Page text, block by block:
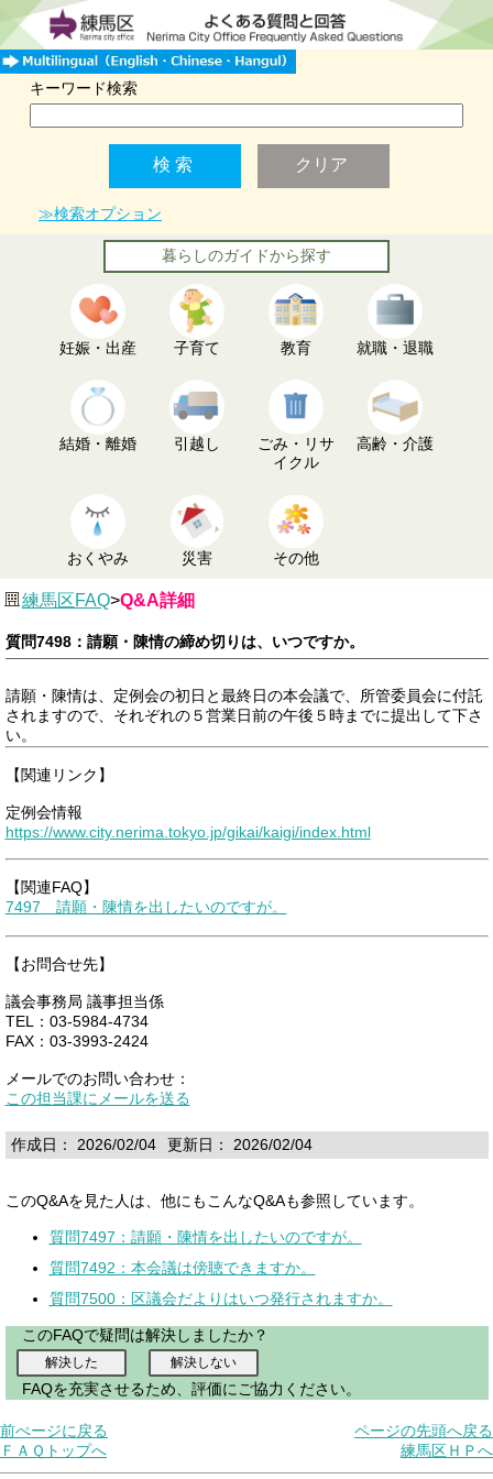
キーワード検索
≫検索オプション
暮らしのガイドから探す
妊娠・出産 子育て 教育 就職・退職
結婚・離婚 引越し
ごみ・リサ
イクル
高齢・介護
おくやみ 災害 その他
練馬区FAQ>Q&A詳細
質問7498：請願・陳情の締め切りは、いつですか。
請願・陳情は、定例会の初日と最終日の本会議で、所管委員会に付託
されますので、それぞれの５営業日前の午後５時までに提出して下さ
い。
【関連リンク】
定例会情報
https://www.city.nerima.tokyo.jp/gikai/kaigi/index.html
【関連FAQ】
7497 請願・陳情を出したいのですが。
【お問合せ先】
議会事務局 議事担当係
TEL：03-5984-4734
FAX：03-3993-2424
メールでのお問い合わせ：
この担当課にメールを送る
作成日： 2026/02/04 更新日： 2026/02/04
このQ&Aを見た人は、他にもこんなQ&Aも参照しています。
質問7497：請願・陳情を出したいのですが。
質問7492：本会議は傍聴できますか。
質問7500：区議会だよりはいつ発行されますか。
このFAQで疑問は解決しましたか？
FAQを充実させるため、評価にご協力ください。
前ぺージに戻る
ページの先頭へ戻る
ＦＡＱトップへ
練馬区ＨＰへ